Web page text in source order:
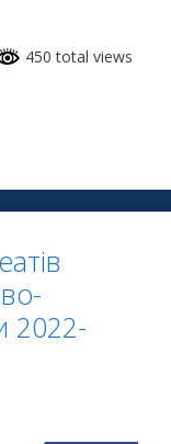
450 total views
2022-